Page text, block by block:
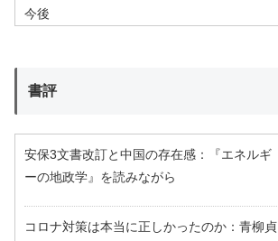
今後
書評
安保3文書改訂と中国の存在感：『エネルギ
ーの地政学』を読みながら
コロナ対策は本当に正しかったのか：青柳貞